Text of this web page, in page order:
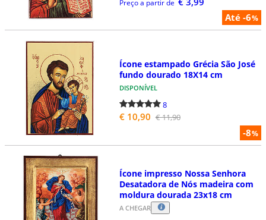
Até -6%
Preço a partir de
-8%
Ícone estampado Grécia São José
fundo dourado 18X14 cm
DISPONÍVEL
8
€ 10,90 € 11,90
Ícone impresso Nossa Senhora
Desatadora de Nós madeira com
moldura dourada 23x18 cm
A CHEGAR